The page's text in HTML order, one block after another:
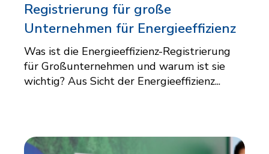
Registrierung für große
Unternehmen für Energieeffizienz
Was ist die Energieeffizienz-Registrierung
für Großunternehmen und warum ist sie
wichtig? Aus Sicht der Energieeffizienz...